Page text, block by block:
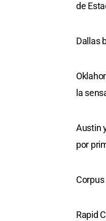
de
Dallas
la
Austin
por
Rapid